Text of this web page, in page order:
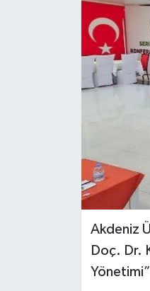
Akdeniz
Doç. Dr.